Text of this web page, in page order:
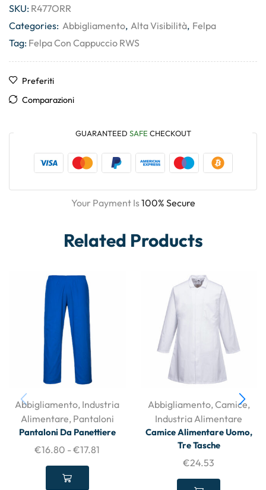
SKU: R477ORR
Categories: Abbigliamento, Alta Visibilità, Felpa
Tag: Felpa Con Cappuccio RWS
Preferiti
Comparazioni
GUARANTEED SAFE CHECKOUT
Your Payment Is100% Secure
Related Products
Abbigliamento, Industria
Alimentare, Pantaloni
Pantaloni Da Panettiere
€16.80 -€17.81
Abbigliamento,Camice,
Industria Alimentare
Camice Alimentare Uomo,
Tre Tasche
€24.53